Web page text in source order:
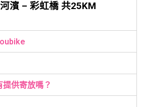
濱 – 彩虹橋 共25KM
提供寄放嗎？